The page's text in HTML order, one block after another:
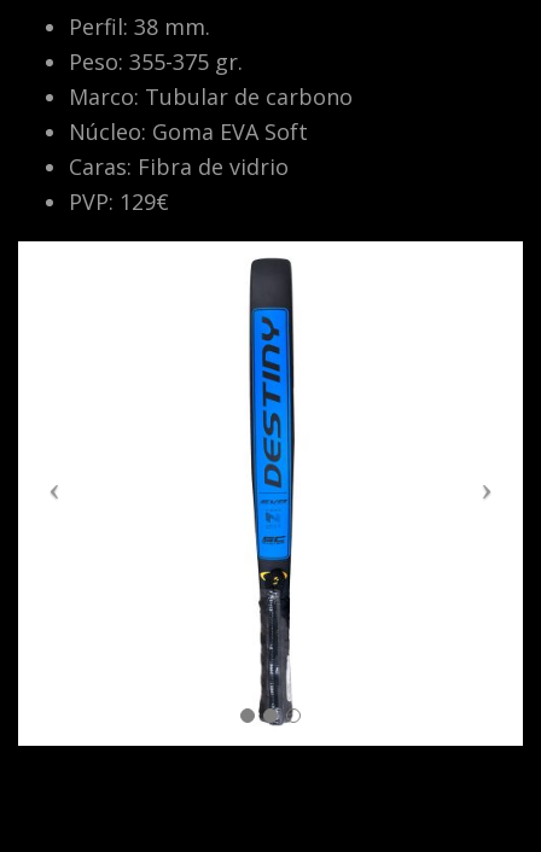
Perfil: 38 mm.
Peso: 355-375 gr.
Marco: Tubular de carbono
Núcleo: Goma EVA Soft
Caras: Fibra de vidrio
PVP: 129€